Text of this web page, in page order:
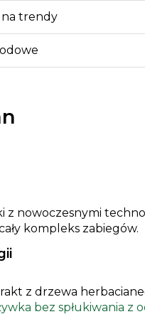
trendy
z nowoczesnymi
kompleks zabiegów.
z drzewa
bez spłukiwania z